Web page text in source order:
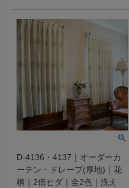
D-4136・4137｜オーダーカ
ーテン・ドレープ(厚地)｜花
柄｜2倍ヒダ｜全2色｜洗え